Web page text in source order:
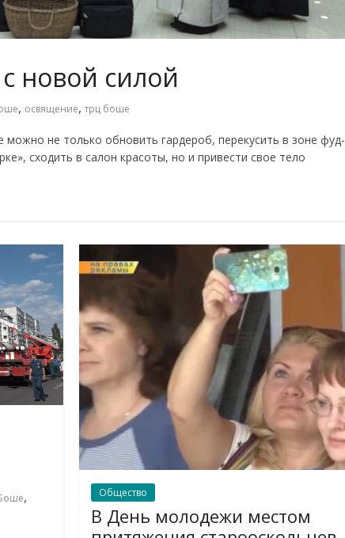
новой силой
, освящение, трц боше
можно не только обновить гардероб, перекусить в зоне фуд-
сходить в салон красоты, но и привести свое тело
, Общество
В День молодежи местом